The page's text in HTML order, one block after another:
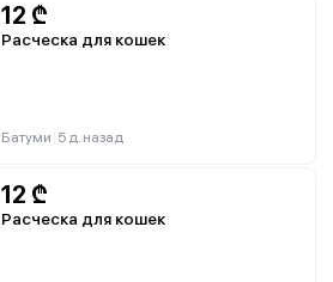
12 ₾
Расческа для кошек
Батуми 5 д. назад
12 ₾
Расческа для кошек